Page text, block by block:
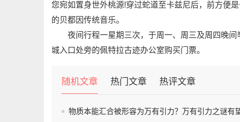
您宛如置身世外桃源!穿过蛇道至卡兹尼后，前方便
的贝都因传统音乐。
夜间行程一星期三次，于周一、周三及周四晚间
城入口处旁的佩特拉古迹办公室购买门票。
随机文章 热门文章 热评文章
物质本能汇合被形容为万有引力？万有引力之谜有